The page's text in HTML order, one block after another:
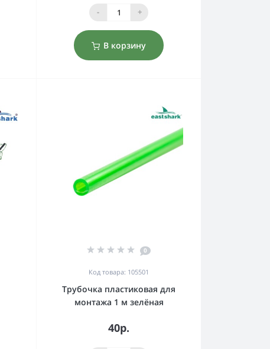
- +
В корзину
0
Код товара: 105501
Трубочка пластиковая для
монтажа 1 м зелёная
40р.